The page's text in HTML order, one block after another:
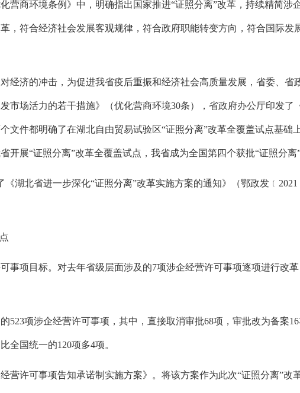
营商环境条例》中， 明确指出国家推进“证照分离”改革， 持续精简涉
， 符合经济社会发展客观规律， 符合政府职能转变方向， 符合国际发
经济的冲击， 为促进我省疫后重振和经济社会高质量发展， 省委、 省
市场活力的若干措施》（优化营商环境30条）， 省政府办公厅印发了
文件都明确了在湖北自由贸易试验区“证照分离”改革全覆盖试点基础
开展“证照分离”改革全覆盖试点， 我省成为全国第四个获批“证照分离
《湖北省进一步深化“证照分离”改革实施方案的通知》（鄂政发
事项目标。 对去年省级层面涉及的7项涉企经营许可事项逐项进行改革
523项涉企经营许可事项， 其中， 直接取消审批68项， 审批改为备案16
比全国统一的120项多4项。
营许可事项告知承诺制实施方案》。 将该方案作为此次“证照分离”改